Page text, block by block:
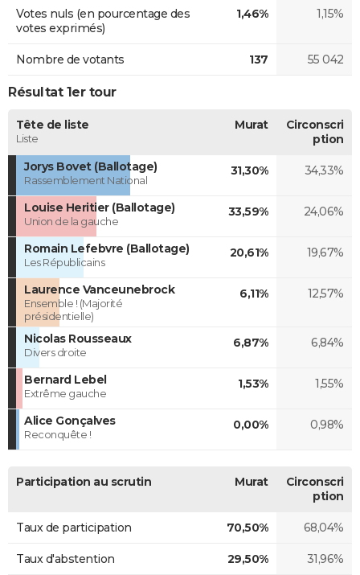
Votes nuls (en pourcentage des
votes exprimés)
1,46% 1,15%
Nombre de votants 137 55 042
Résultat 1er tour
Tête de liste
Liste
Murat
Circonscri
ption
Jorys Bovet (Ballotage)
Rassemblement National
31,30% 34,33%
Louise Heritier (Ballotage)
Union de la gauche
33,59% 24,06%
Romain Lefebvre (Ballotage)
Les Républicains
20,61% 19,67%
Laurence Vanceunebrock
Ensemble ! (Majorité
présidentielle)
6,11% 12,57%
Nicolas Rousseaux
Divers droite
6,87% 6,84%
Bernard Lebel
Extrême gauche
1,53% 1,55%
Alice Gonçalves
Reconquête !
0,00% 0,98%
Participation au scrutin Murat
Circonscri
ption
Taux de participation 70,50% 68,04%
Taux d'abstention 29,50% 31,96%